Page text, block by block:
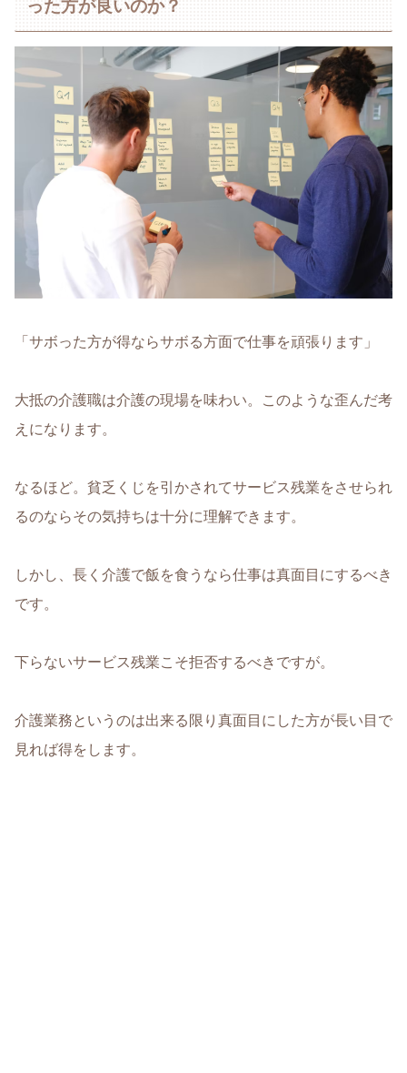
った方が良いのか？
「サボった方が得ならサボる方面で仕事を頑張ります」
大抵の介護職は介護の現場を味わい。このような歪んだ考
えになります。
なるほど。貧乏くじを引かされてサービス残業をさせられ
るのならその気持ちは十分に理解できます。
しかし、長く介護で飯を食うなら仕事は真面目にするべき
です。
下らないサービス残業こそ拒否するべきですが。
介護業務というのは出来る限り真面目にした方が長い目で
見れば得をします。